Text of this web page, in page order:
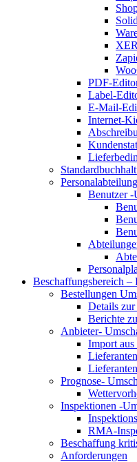
PDF-
Label-
E-Mail-
Internet-
Personalabteilung
Benutzer-
Beschaffungsbereich
Bestellungen
Details
Berichte
Anbieter-
Import
Prognose-
Inspektionen -
RMA-
Beschaffung
Anforderungen